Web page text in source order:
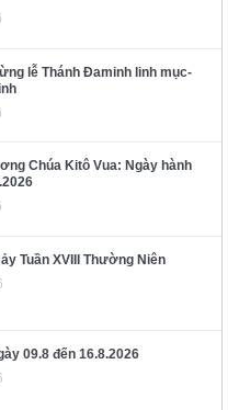
lễ Thánh Đaminh linh mục-
Chúa Kitô Vua: Ngày hành
Tuần XVIII Thường Niên
09.8 đến 16.8.2026